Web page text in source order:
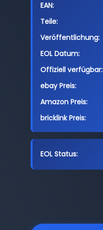
EAN:
Teile:
Veröffentlichung:
EOL Datum:
Offiziell verfügbar:
ebay Preis:
Amazon Preis:
bricklink Preis:
EOL Status: